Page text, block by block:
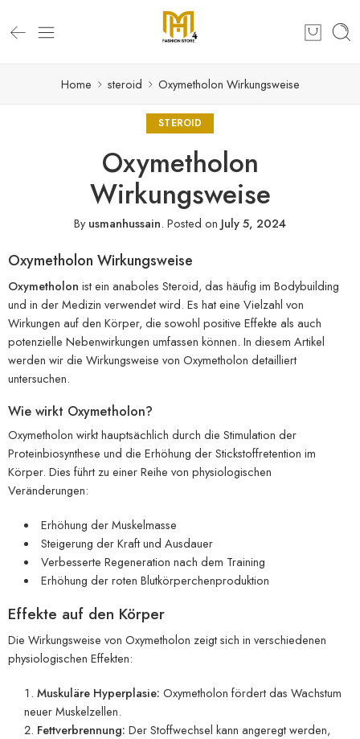
Home steroid Oxymetholon Wirkungsweise
STEROID
Oxymetholon
Wirkungsweise
Byusmanhussain. Posted on July 5, 2024
Oxymetholon Wirkungsweise
Oxymetholon ist ein anaboles Steroid, das häufig im Bodybuilding
und in der Medizin verwendet wird. Es hat eine Vielzahl von
Wirkungen auf den Körper, die sowohl positive Effekte als auch
potenzielle Nebenwirkungen umfassen können. In diesem Artikel
werden wir die Wirkungsweise von Oxymetholon detailliert
untersuchen.
Wie wirkt Oxymetholon?
Oxymetholon wirkt hauptsächlich durch die Stimulation der
Proteinbiosynthese und die Erhöhung der Stickstoffretention im
Körper. Dies führt zu einer Reihe von physiologischen
Veränderungen:
Erhöhung der Muskelmasse
Steigerung der Kraft und Ausdauer
Verbesserte Regeneration nach dem Training
Erhöhung der roten Blutkörperchenproduktion
Effekte auf den Körper
Die Wirkungsweise von Oxymetholon zeigt sich in verschiedenen
physiologischen Effekten:
Muskuläre Hyperplasie: Oxymetholon fördert das Wachstum
neuer Muskelzellen.
Fettverbrennung: Der Stoffwechsel kann angeregt werden,